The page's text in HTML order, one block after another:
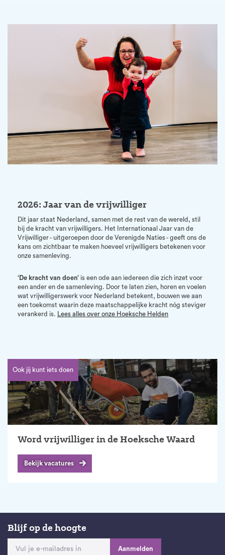
2026: Jaar van de vrijwilliger
Dit jaar staat Nederland, samen met de rest van de wereld, stil
bij de kracht van vrijwilligers. Het Internationaal Jaar van de
Vrijwilliger - uitgeroepen door de Verenigde Naties - geeft ons de
kans om zichtbaar te maken hoeveel vrijwilligers betekenen voor
onze samenleving.
‘De kracht van doen’ is een ode aan iedereen die zich inzet voor
een ander en de samenleving. Door te laten zien, horen en voelen
wat vrijwilligerswerk voor Nederland betekent, bouwen we aan
een toekomst waarin deze maatschappelijke kracht nóg steviger
verankerd is. Lees alles over onze Hoeksche Helden
Ook jij kunt iets doen
Word vrijwilliger in de Hoeksche Waard
Bekijk vacatures
Blijf op de hoogte
Aanmelden